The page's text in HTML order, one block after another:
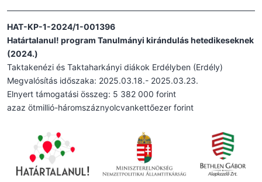
HAT-KP-1-2024/1-001396
Határtalanul! program Tanulmányi kirándulás hetedikeseknek
(2024.)
Taktakenézi és Taktaharkányi diákok Erdélyben (Erdély)
Megvalósítás időszaka: 2025.03.18.- 2025.03.23.
Elnyert támogatási összeg: 5 382 000 forint
azaz ötmillió-háromszáznyolcvankettőezer forint